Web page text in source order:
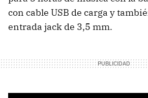
con cable USB de carga y
entrada jack de 3,5 mm.